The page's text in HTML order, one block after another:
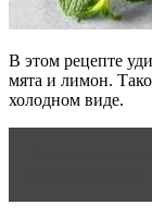
В этом рецепте
мята и лимон.
холодном виде.